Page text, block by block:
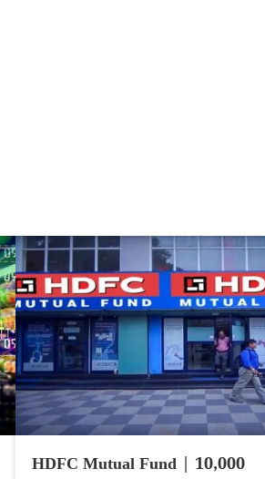
HDFC Mutual Fund | 10,000